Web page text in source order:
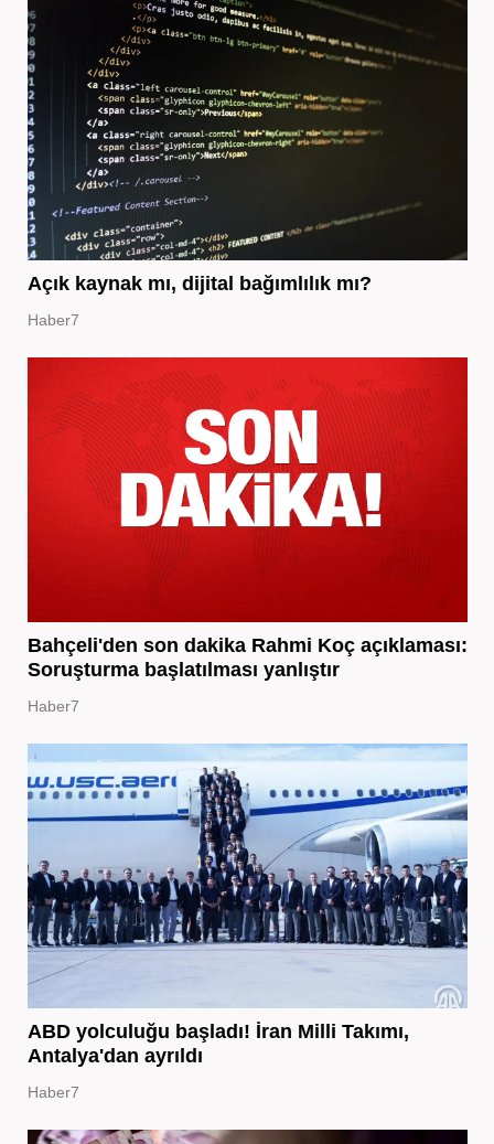
Açık kaynak mı, dijital bağımlılık mı?
Haber7
Bahçeli'den son dakika Rahmi Koç açıklaması:
Soruşturma başlatılması yanlıştır
Haber7
ABD yolculuğu başladı! İran Milli Takımı,
Antalya'dan ayrıldı
Haber7